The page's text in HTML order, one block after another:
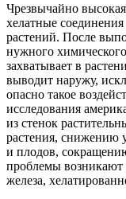
Чрезвычайно
хелатные
растений. После
нужного
захватывает в
выводит наружу,
опасно такое
исследования
из стенок
растения, снижению
и плодов,
проблемы возникают
железа,